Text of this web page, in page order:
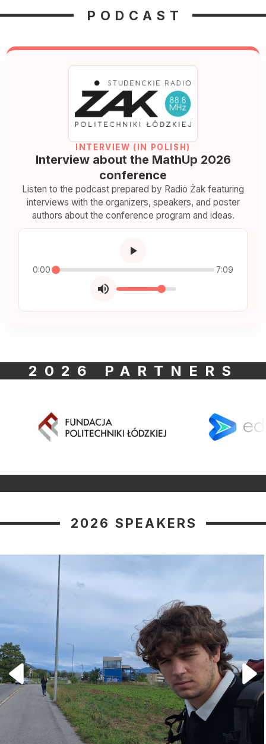
PODCAST
INTERVIEW (IN POLISH)
Interview about the MathUp 2026
conference
Listen to the podcast prepared by Radio Żak featuring
interviews with the organizers, speakers, and poster
authors about the conference program and ideas.
0:00 7:09
2026 PARTNERS
2026 SPEAKERS